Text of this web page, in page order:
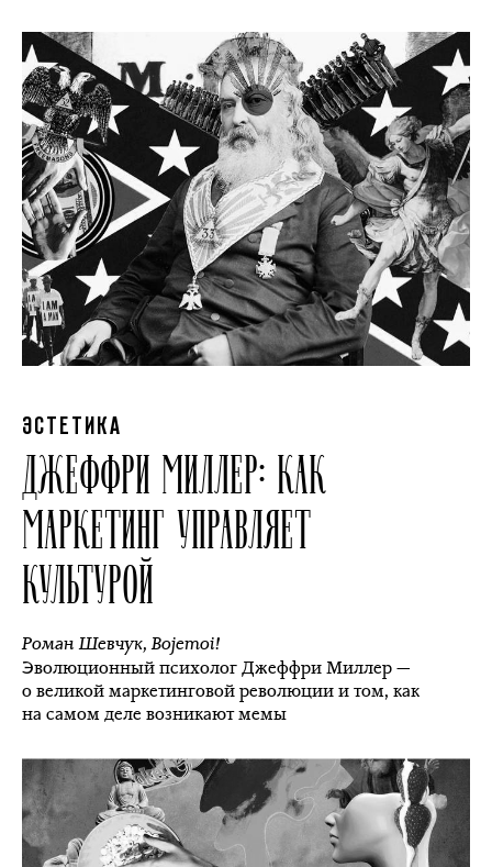
ЭСТЕТИКА
ДЖЕФФРИ МИЛЛЕР: КАК
МАРКЕТИНГ УПРАВЛЯЕТ
КУЛЬТУРОЙ
Роман Шевчук,Bojemoi!
Эволюционный психолог Джеффри Миллер —
о великой маркетинговой революции и том, как
на самом деле возникают мемы